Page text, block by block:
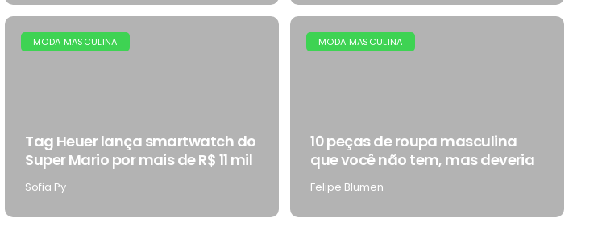
MODA MASCULINA
Tag Heuer lança smartwatch do
Super Mario por mais de R$ 11 mil
Sofia Py
MODA MASCULINA
10 peças de roupa masculina
que você não tem, mas deveria
Felipe Blumen